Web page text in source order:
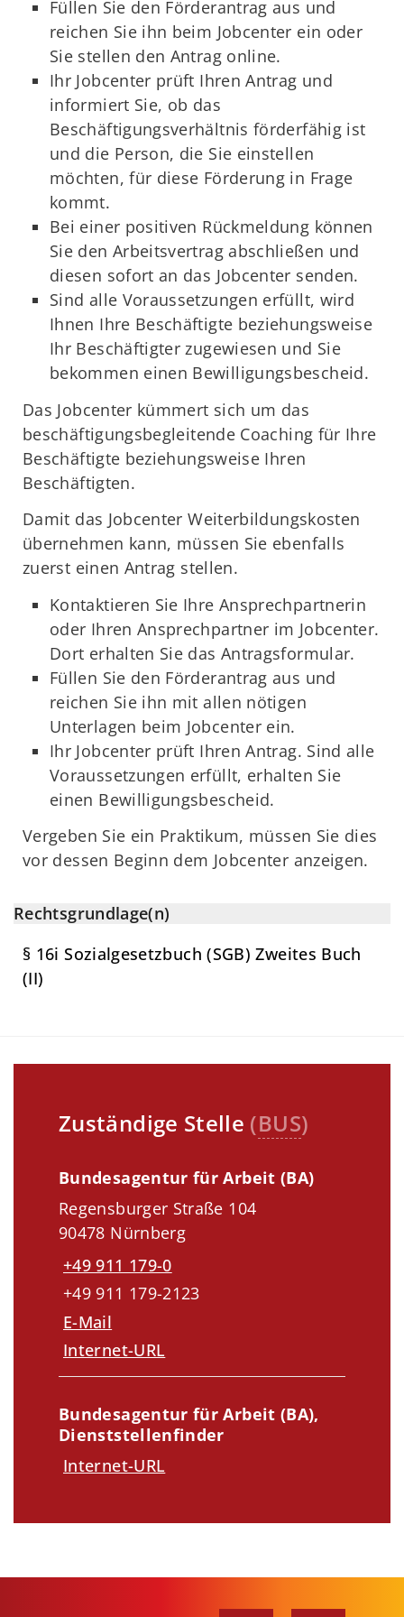
Füllen Sie den Förderantrag aus und
reichen Sie ihn beim Jobcenter ein oder
Sie stellen den Antrag online.
Ihr Jobcenter prüft Ihren Antrag und
informiert Sie, ob das
Beschäftigungsverhältnis förderfähig ist
und die Person, die Sie einstellen
möchten, für diese Förderung in Frage
kommt.
Bei einer positiven Rückmeldung können
Sie den Arbeitsvertrag abschließen und
diesen sofort an das Jobcenter senden.
Sind alle Voraussetzungen erfüllt, wird
Ihnen Ihre Beschäftigte beziehungsweise
Ihr Beschäftigter zugewiesen und Sie
bekommen einen Bewilligungsbescheid.
Das Jobcenter kümmert sich um das
beschäftigungsbegleitende Coaching für Ihre
Beschäftigte beziehungsweise Ihren
Beschäftigten.
Damit das Jobcenter Weiterbildungskosten
übernehmen kann, müssen Sie ebenfalls
zuerst einen Antrag stellen.
Kontaktieren Sie Ihre Ansprechpartnerin
oder Ihren Ansprechpartner im Jobcenter.
Dort erhalten Sie das Antragsformular.
Füllen Sie den Förderantrag aus und
reichen Sie ihn mit allen nötigen
Unterlagen beim Jobcenter ein.
Ihr Jobcenter prüft Ihren Antrag. Sind alle
Voraussetzungen erfüllt, erhalten Sie
einen Bewilligungsbescheid.
Vergeben Sie ein Praktikum, müssen Sie dies
vor dessen Beginn dem Jobcenter anzeigen.
Rechtsgrundlage(n)
§ 16i Sozialgesetzbuch (SGB) Zweites Buch
(II)
Zuständige Stelle (BUS)
Bundesagentur für Arbeit (BA)
Regensburger Straße 104
90478 Nürnberg
+49 911 179-0
+49 911 179-2123
E-Mail
Internet-URL
Bundesagentur für Arbeit (BA),
Dienststellenfinder
Internet-URL